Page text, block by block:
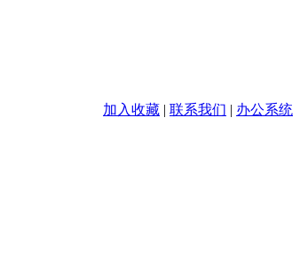
加入收藏 | 联系我们 | 办公系统